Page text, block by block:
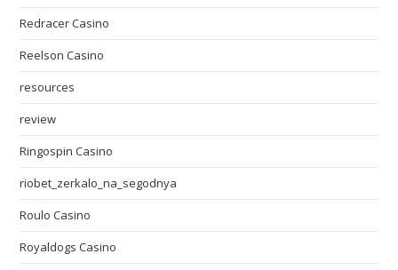
Redracer Casino
Reelson Casino
resources
review
Ringospin Casino
riobet_zerkalo_na_segodnya
Roulo Casino
Royaldogs Casino